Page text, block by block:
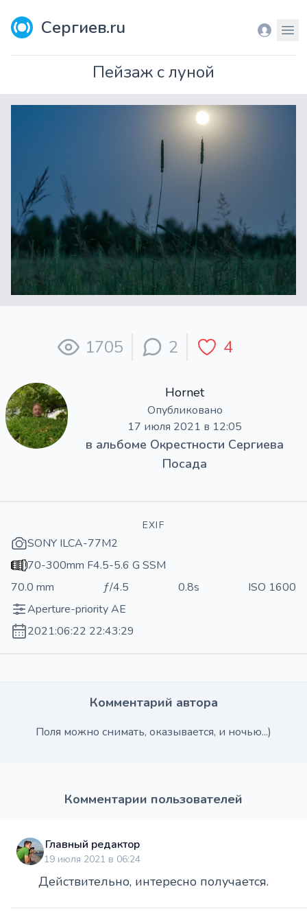
Сергиев.ru Вход
Пейзаж с луной
1705 2 4
Hornet
Опубликовано
17 июля 2021 в 12:05
в альбоме Окрестности Сергиева
Посада
EXIF
SONY ILCA-77M2
70-300mm F4.5-5.6 G SSM
70.0 mm
ƒ/4.5 0.8s
ISO 1600
Aperture-priority AE
2021:06:22 22:43:29
Комментарий автора
Поля можно снимать, оказывается, и ночью...)
Комментарии пользователей
Главный редактор
19 июля 2021 в 06:24
Действительно, интересно получается.